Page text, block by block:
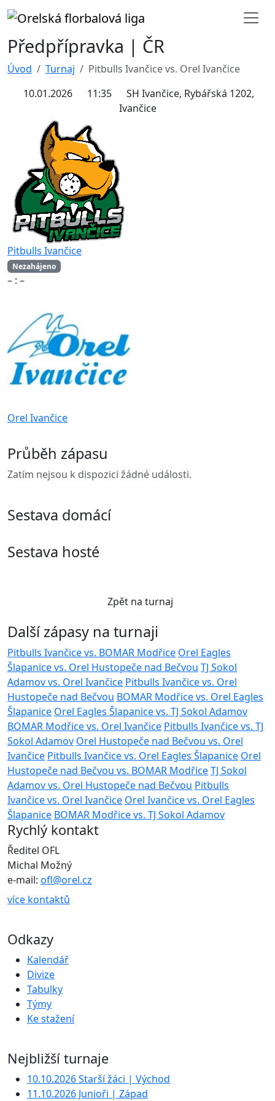
Předpřípravka | ČR
Úvod Turnaj
Pitbulls Ivančice vs. Orel Ivančice
10.01.2026
11:35
SH Ivančice, Rybářská 1202,
Ivančice
Pitbulls Ivančice
Nezahájeno
– : –
Orel Ivančice
Průběh zápasu
Zatím nejsou k dispozici žádné události.
Sestava domácí
Sestava hosté
Zpět na turnaj
Další zápasy na turnaji
Pitbulls Ivančice vs. BOMAR Modřice Orel Eagles
Šlapanice vs. Orel Hustopeče nad Bečvou TJ Sokol
Adamov vs. Orel Ivančice Pitbulls Ivančice vs. Orel
Hustopeče nad Bečvou BOMAR Modřice vs. Orel Eagles
Šlapanice Orel Eagles Šlapanice vs. TJ Sokol Adamov
BOMAR Modřice vs. Orel Ivančice Pitbulls Ivančice vs. TJ
Sokol Adamov Orel Hustopeče nad Bečvou vs. Orel
Ivančice Pitbulls Ivančice vs. Orel Eagles Šlapanice Orel
Hustopeče nad Bečvou vs. BOMAR ModřiceTJ Sokol
Adamov vs. Orel Hustopeče nad Bečvou Pitbulls
Ivančice vs. Orel Ivančice Orel Ivančice vs. Orel Eagles
Šlapanice BOMAR Modřice vs. TJ Sokol Adamov
Rychlý kontakt
Ředitel OFL
Michal Možný
e-mail: ofl@orel.cz
více kontaktů
Odkazy
Kalendář
Divize
Tabulky
Týmy
Ke stažení
Nejbližší turnaje
10.10.2026 Starší žáci | Východ
11.10.2026 Junioři | Západ